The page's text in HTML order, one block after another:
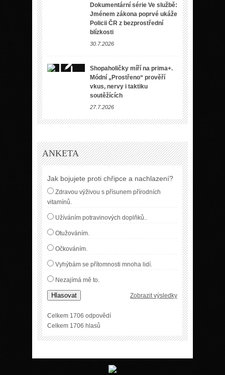
Dokumentární série Ve službě:
Jménem zákona poprvé ukáže
Policii ČR z bezprostřední
blízkosti
30.7.2026
Shopaholičky míří na prima+.
Módní „Prostřeno“ prověří
vkus, nervy i taktiku
soutěžících
27.7.2026
ANKETA
Jak bojujete proti chřipce a nachlazení?
Zdravou výživou s přísunem přírodních
vitamínů.
Užíváním potravinových doplňků..
Otužováním.
Očkováním.
Vyhýbám se přítomnosti mnoha lidí.
Nezajímá mě to.
Hlasovat Zobrazit výsledky
Celkem 1706 odpovědí
Celkem 1706 hlasů